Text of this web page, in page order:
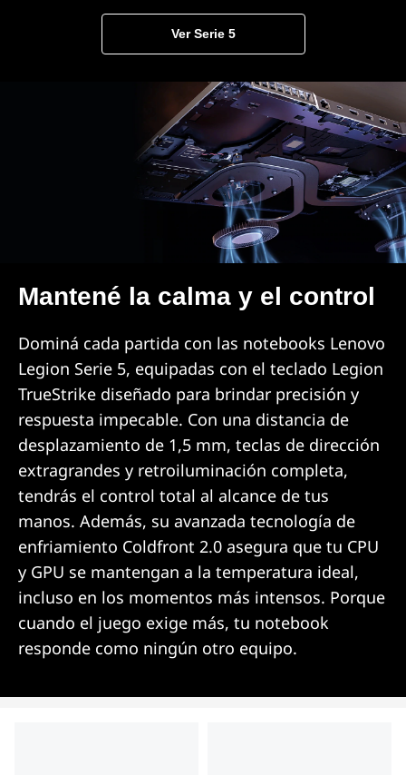
Ver Serie 5
Mantené la calma y el control
Dominá cada partida con las notebooks Lenovo
Legion Serie 5, equipadas con el teclado Legion
TrueStrike diseñado para brindar precisión y
respuesta impecable. Con una distancia de
desplazamiento de 1,5 mm, teclas de dirección
extragrandes y retroiluminación completa,
tendrás el control total al alcance de tus
manos. Además, su avanzada tecnología de
enfriamiento Coldfront 2.0 asegura que tu CPU
y GPU se mantengan a la temperatura ideal,
incluso en los momentos más intensos. Porque
cuando el juego exige más, tu notebook
responde como ningún otro equipo.